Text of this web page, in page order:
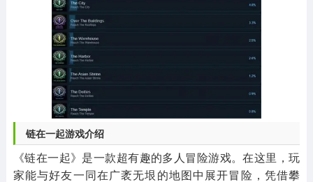
链在一起游戏介绍
《链在一起》是一款超有趣的多人冒险游戏。在这里，玩
家能与好友一同在广袤无垠的地图中展开冒险，凭借攀